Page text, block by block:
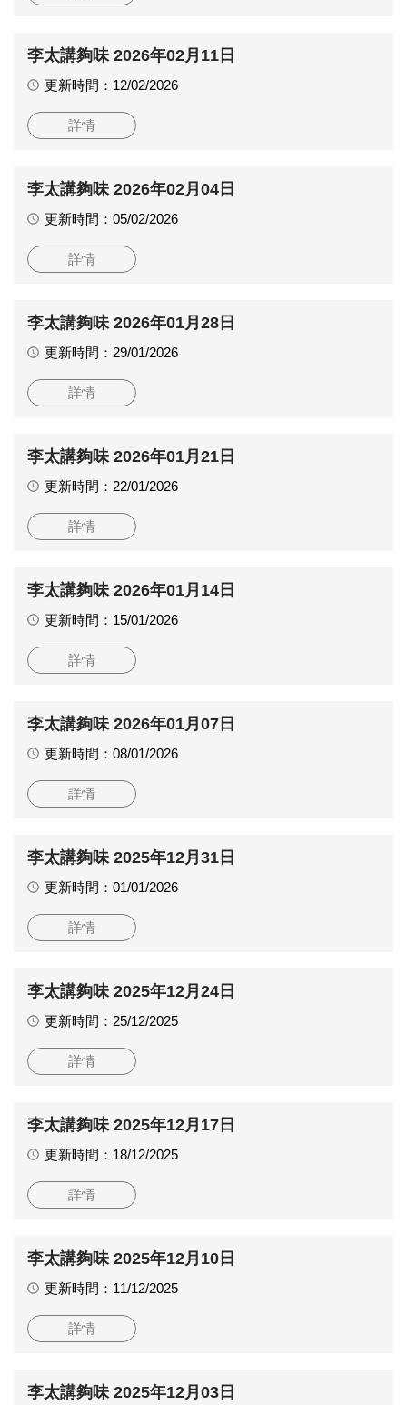
李太講夠味 2026年02月11日
更新時間：12/02/2026
詳情
李太講夠味 2026年02月04日
更新時間：05/02/2026
詳情
李太講夠味 2026年01月28日
更新時間：29/01/2026
詳情
李太講夠味 2026年01月21日
更新時間：22/01/2026
詳情
李太講夠味 2026年01月14日
更新時間：15/01/2026
詳情
李太講夠味 2026年01月07日
更新時間：08/01/2026
詳情
李太講夠味 2025年12月31日
更新時間：01/01/2026
詳情
李太講夠味 2025年12月24日
更新時間：25/12/2025
詳情
李太講夠味 2025年12月17日
更新時間：18/12/2025
詳情
李太講夠味 2025年12月10日
更新時間：11/12/2025
詳情
李太講夠味 2025年12月03日